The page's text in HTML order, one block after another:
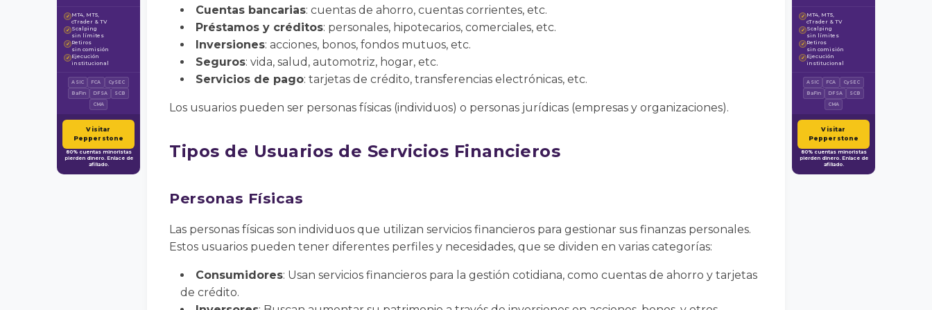
✓ MT4, MT5,
cTrader & TV
✓ Scalping
sin límites
✓ Retiros
sin comisión
✓ Ejecución
institucional
ASIC FCA
CySEC
BaFin
DFSA
SCB
CMA
Visitar
Pepperstone
80% cuentas minoristas
pierden dinero. Enlace de
afiliado.
Cuentas bancarias: cuentas de ahorro, cuentas corrientes, etc.
Préstamos y créditos: personales, hipotecarios, comerciales, etc.
Inversiones: acciones, bonos, fondos mutuos, etc.
Seguros: vida, salud, automotriz, hogar, etc.
Servicios de pago: tarjetas de crédito, transferencias electrónicas, etc.
Los usuarios pueden ser personas físicas (individuos) o personas jurídicas (empresas y organizaciones).
Tipos de Usuarios de Servicios Financieros
Personas Físicas
Las personas físicas son individuos que utilizan servicios financieros para gestionar sus finanzas personales.
Estos usuarios pueden tener diferentes perfiles y necesidades, que se dividen en varias categorías:
Consumidores: Usan servicios financieros para la gestión cotidiana, como cuentas de ahorro y tarjetas
de crédito.
✓ MT4, MT5,
cTrader & TV
✓ Scalping
sin límites
✓ Retiros
sin comisión
✓ Ejecución
institucional
ASIC FCA
CySEC
BaFin
DFSA
SCB
CMA
Visitar
Pepperstone
80% cuentas minoristas
pierden dinero. Enlace de
afiliado.